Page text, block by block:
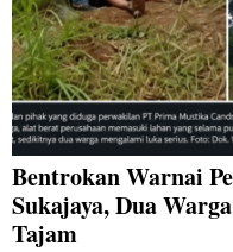
Bentrokan Warnai
Sukajaya, Dua
Tajam